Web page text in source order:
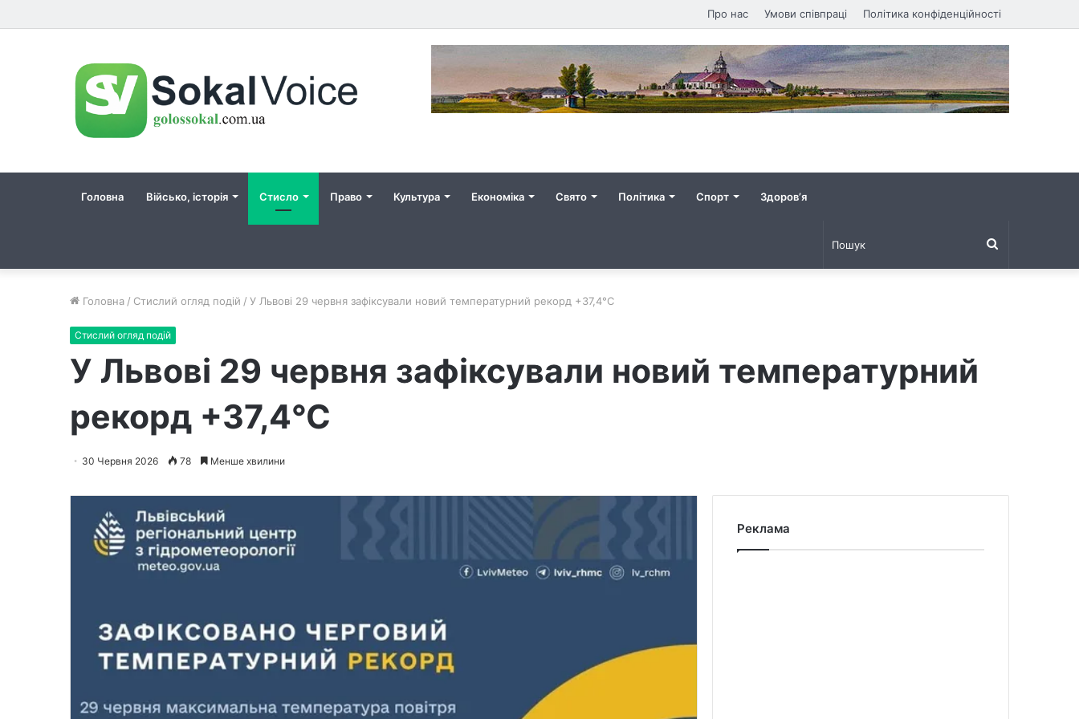
Про нас Умови співпраці Політика конфіденційності
Головна Військо, історія Стисло Право Культура Економіка Свято Політика Спорт Здоров’я
Головна / Стислий огляд подій / У Львові 29 червня зафіксували новий температурний рекорд +37,4°С
Стислий огляд подій
У Львові 29 червня зафіксували новий температурний
рекорд +37,4°С
30 Червня 2026 78 Менше хвилини
Реклама